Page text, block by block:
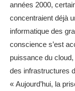
années 2000,
concentraient déjà
informatique des
conscience s’est
puissance du
des infrastructures
« Aujourd’hui, la